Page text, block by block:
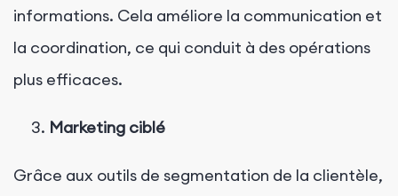
informations. Cela améliore la communication et
la coordination, ce qui conduit à des opérations
plus efficaces.
Marketing ciblé
Grâce aux outils de segmentation de la clientèle,